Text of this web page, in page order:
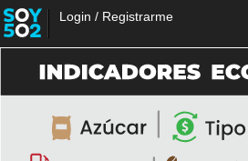
Login / Registrarme